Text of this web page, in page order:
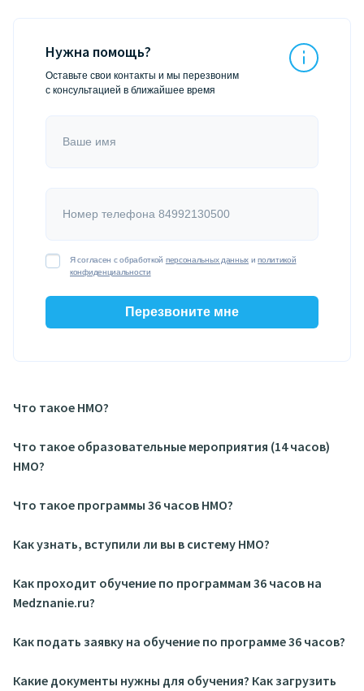
Нужна помощь?
Оставьте свои контакты и мы перезвоним
с консультацией в ближайшее время
Ваше имя
Номер телефона 84992130500
Я согласен с обработкой персональных данных иполитикой
конфиденциальности
Перезвоните мне
Что такое НМО?
Что такое образовательные мероприятия (14 часов)
НМО?
Что такое программы 36 часов НМО?
Как узнать, вступили ли вы в систему НМО?
Как проходит обучение по программам 36 часов на
Medznanie.ru?
Как подать заявку на обучение по программе 36 часов?
Какие документы нужны для обучения? Как загрузить